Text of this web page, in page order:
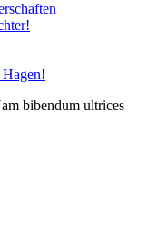
bibendum ultrices